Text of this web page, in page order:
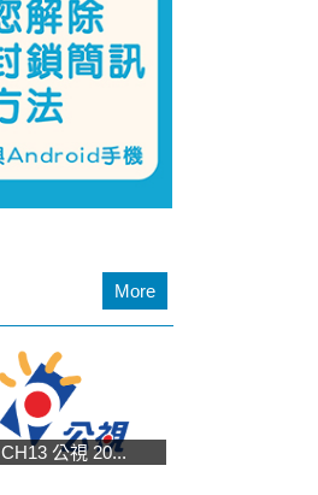
More
CH13 公視 20...